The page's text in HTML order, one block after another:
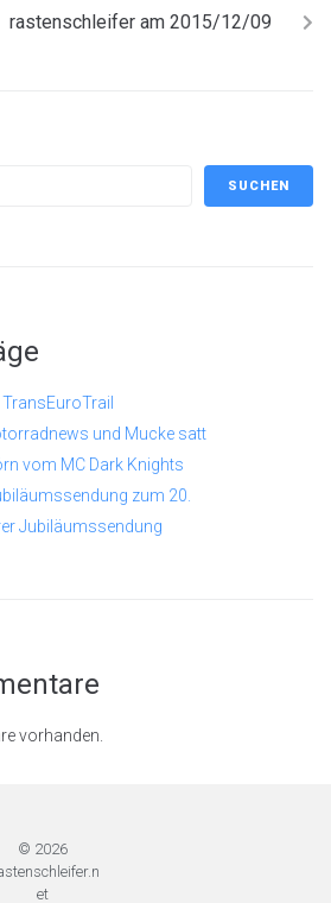
rastenschleifer am 2015/12/09
SUCHEN
und Mucke satt
vom MC Dark Knights
zum 20.
Jubiläumssendung
vorhanden.
© 2026
et